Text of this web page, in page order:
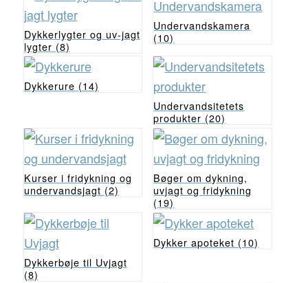
Dykkerlygter og uv-jagt
lygter (8)
Undervandskamera
(10)
Dykkerure (14)
Undervandsitetets
produkter (20)
Kurser i fridykning og
undervandsjagt (2)
Bøger om dykning,
uvjagt og fridykning
(19)
Dykkerbøje til Uvjagt
(8)
Dykker apoteket (10)